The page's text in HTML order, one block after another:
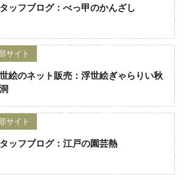
ッフブログ：べっ甲のかんざし
サイト
絵のネット販売：浮世絵ぎゃらりい秋
サイト
ッフブログ：江戸の園芸熱